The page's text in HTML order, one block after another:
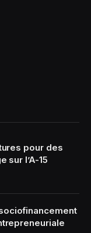
pour des
sur l’A-15